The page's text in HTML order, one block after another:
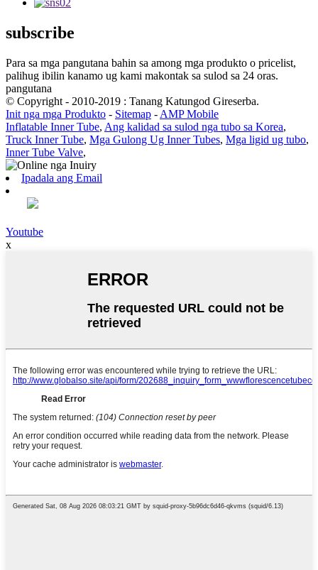
subscribe
Para sa mga pangutana bahin sa among mga produkto o pricelist,
palihug ibilin kanamo ug kami makontak sa sulod sa 24 oras.
pangutana
© Copyright - 2010-2019 : Tanang Katungod Gireserba.
Init nga mga Produkto - Sitemap - AMP Mobile
Inflatable Inner Tube, Ang kalidad sa sulod nga tubo sa Korea,
Truck Inner Tube, Mga Gulong Ug Inner Tubes, Mga ligid ug tubo,
Inner Tube Valve,
Ipadala ang Email
Youtube
x